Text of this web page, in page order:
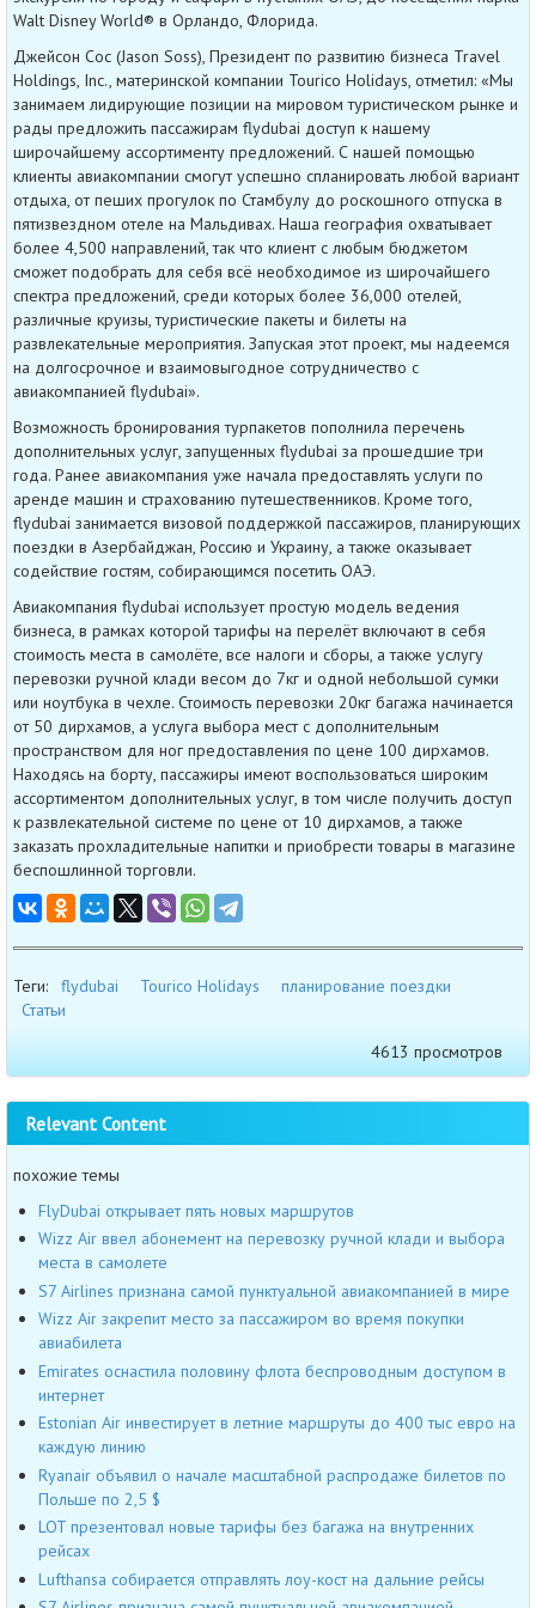
Walt Disney World® в Орландо, Флорида.
Джейсон Сос (Jason Soss), Президент по развитию бизнеса Travel
Holdings, Inc., материнской компании Tourico Holidays, отметил: «Мы
занимаем лидирующие позиции на мировом туристическом рынке и
рады предложить пассажирам flydubai доступ к нашему
широчайшему ассортименту предложений. С нашей помощью
клиенты авиакомпании смогут успешно спланировать любой вариант
отдыха, от пеших прогулок по Стамбулу до роскошного отпуска в
пятизвездном отеле на Мальдивах. Наша география охватывает
более 4,500 направлений, так что клиент с любым бюджетом
сможет подобрать для себя всё необходимое из широчайшего
спектра предложений, среди которых более 36,000 отелей,
различные круизы, туристические пакеты и билеты на
развлекательные мероприятия. Запуская этот проект, мы надеемся
на долгосрочное и взаимовыгодное сотрудничество с
авиакомпанией flydubai».
Возможность бронирования турпакетов пополнила перечень
дополнительных услуг, запущенных flydubai за прошедшие три
года. Ранее авиакомпания уже начала предоставлять услуги по
аренде машин и страхованию путешественников. Кроме того,
flydubai занимается визовой поддержкой пассажиров, планирующих
поездки в Азербайджан, Россию и Украину, а также оказывает
содействие гостям, собирающимся посетить ОАЭ.
Авиакомпания flydubai использует простую модель ведения
бизнеса, в рамках которой тарифы на перелёт включают в себя
стоимость места в самолёте, все налоги и сборы, а также услугу
перевозки ручной клади весом до 7кг и одной небольшой сумки
или ноутбука в чехле. Стоимость перевозки 20кг багажа начинается
от 50 дирхамов, а услуга выбора мест с дополнительным
пространством для ног предоставления по цене 100 дирхамов.
Находясь на борту, пассажиры имеют воспользоваться широким
ассортиментом дополнительных услуг, в том числе получить доступ
к развлекательной системе по цене от 10 дирхамов, а также
заказать прохладительные напитки и приобрести товары в магазине
беспошлинной торговли.
Теги: flydubai Tourico Holidays
планирование поездки
Статьи
4613 просмотров
Relevant Content
похожие темы
FlyDubai открывает пять новых маршрутов
Wizz Air ввел абонемент на перевозку ручной клади и выбора
места в самолете
S7 Airlines признана самой пунктуальной авиакомпанией в мире
Wizz Air закрепит место за пассажиром во время покупки
авиабилета
Emirates оснастила половину флота беспроводным доступом в
интернет
Estonian Air инвестирует в летние маршруты до 400 тыс евро на
каждую линию
Ryanair объявил о начале масштабной распродаже билетов по
Польше по 2,5 $
LOT презентовал новые тарифы без багажа на внутренних
рейсах
Lufthansa собирается отправлять лоу-кост на дальние рейсы